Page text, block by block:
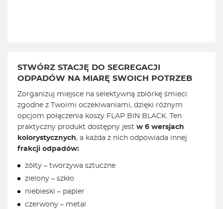
STWÓRZ STACJĘ DO SEGREGACJI
ODPADÓW NA MIARĘ SWOICH POTRZEB
Zorganizuj miejsce na selektywną zbiórkę śmieci
zgodne z Twoimi oczekiwaniami, dzięki różnym
opcjom połączenia koszy FLAP BIN BLACK. Ten
praktyczny produkt dostępny jest w 6 wersjach
kolorystycznych, a każda z nich odpowiada innej
frakcji odpadów:
żółty – tworzywa sztuczne
zielony – szkło
niebieski – papier
czerwony – metal